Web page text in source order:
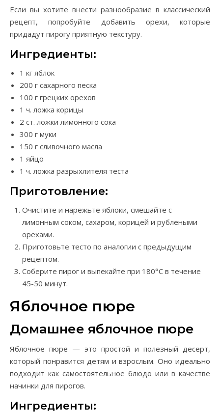
Если вы хотите внести разнообразие в классический
рецепт, попробуйте добавить орехи, которые
придадут пирогу приятную текстуру.
Ингредиенты:
1 кг яблок
200 г сахарного песка
100 г грецких орехов
1 ч. ложка корицы
2 ст. ложки лимонного сока
300 г муки
150 г сливочного масла
1 яйцо
1 ч. ложка разрыхлителя теста
Приготовление:
Очистите и нарежьте яблоки, смешайте с
лимонным соком, сахаром, корицей и рублеными
орехами.
Приготовьте тесто по аналогии с предыдущим
рецептом.
Соберите пирог и выпекайте при 180°C в течение
45-50 минут.
Яблочное пюре
Домашнее яблочное пюре
Яблочное пюре — это простой и полезный десерт,
который понравится детям и взрослым. Оно идеально
подходит как самостоятельное блюдо или в качестве
начинки для пирогов.
Ингредиенты: